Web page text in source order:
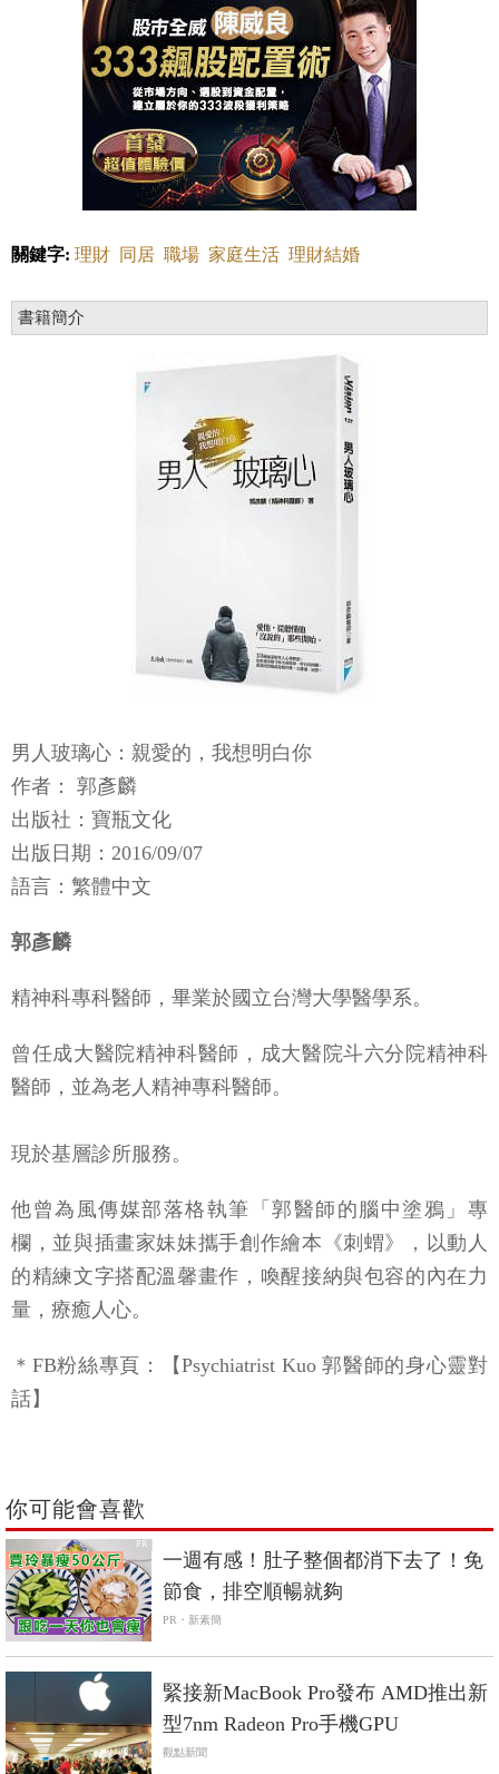
關鍵字: 理財 同居 職場 家庭生活 理財結婚
書籍簡介
男人玻璃心：親愛的，我想明白你
作者： 郭彥麟
出版社：寶瓶文化
出版日期：2016/09/07
語言：繁體中文
郭彥麟
精神科專科醫師，畢業於國立台灣大學醫學系。
曾任成大醫院精神科醫師，成大醫院斗六分院精神科
醫師，並為老人精神專科醫師。
現於基層診所服務。
他曾為風傳媒部落格執筆「郭醫師的腦中塗鴉」專
欄，並與插畫家妹妹攜手創作繪本《刺蝟》，以動人
的精練文字搭配溫馨畫作，喚醒接納與包容的內在力
量，療癒人心。
＊FB粉絲專頁：【Psychiatrist Kuo 郭醫師的身心靈對
話】
你可能會喜歡
PR
一週有感！肚子整個都消下去了！免
節食，排空順暢就夠
PR・新素簡
緊接新MacBook Pro發布 AMD推出新
型7nm Radeon Pro手機GPU
觀點新聞